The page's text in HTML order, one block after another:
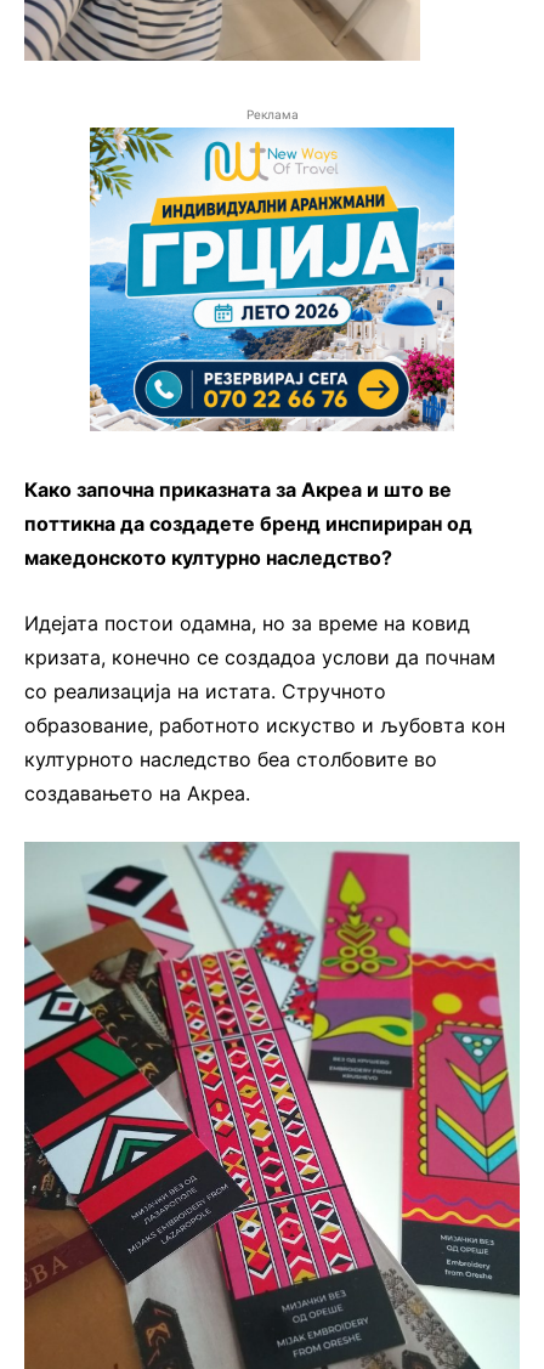
Реклама
Како започна приказната за Акреа и што ве
поттикна да создадете бренд инспириран од
македонското културно наследство?
Идејата постои одамна, но за време на ковид
кризата, конечно се создадоа услови да почнам
со реализација на истата. Стручното
образование, работното искуство и љубовта кон
културното наследство беа столбовите во
создавањето на Акреа.